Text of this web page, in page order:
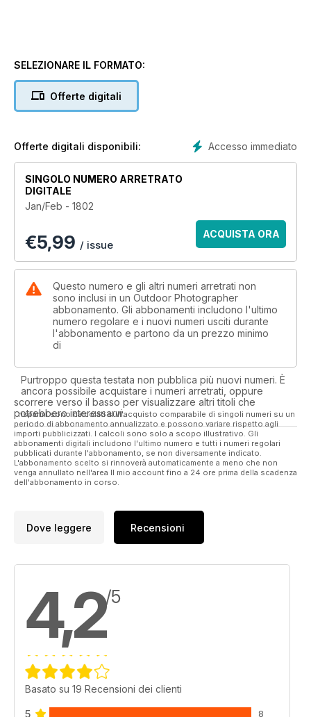
SELEZIONARE IL FORMATO:
Offerte digitali
Accesso immediato
Offerte digitali disponibili:
SINGOLO NUMERO ARRETRATO
DIGITALE
Jan/Feb - 1802
€5,99 / issue
ACQUISTA ORA
Questo numero e gli altri numeri arretrati non
sono inclusi in un Outdoor Photographer
abbonamento. Gli abbonamenti includono l'ultimo
numero regolare e i nuovi numeri usciti durante
l'abbonamento e partono da un prezzo minimo
di
Purtroppo questa testata non pubblica più nuovi numeri. È
ancora possibile acquistare i numeri arretrati, oppure
scorrere verso il basso per visualizzare altri titoli che
potrebbero interessarvi.
I risparmi sono calcolati sull'acquisto comparabile di singoli numeri su un
periodo di abbonamento annualizzato e possono variare rispetto agli
importi pubblicizzati. I calcoli sono solo a scopo illustrativo. Gli
abbonamenti digitali includono l'ultimo numero e tutti i numeri regolari
pubblicati durante l'abbonamento, se non diversamente indicato.
L'abbonamento scelto si rinnoverà automaticamente a meno che non
venga annullato nell'area Il mio account fino a 24 ore prima della scadenza
dell'abbonamento in corso.
Dove leggere Recensioni
4,2/5
Basato su 19 Recensioni dei clienti
5 8